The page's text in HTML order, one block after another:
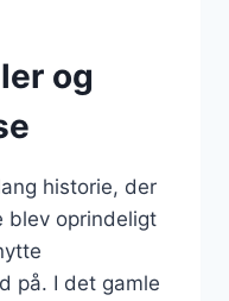
og
historie, der
blev oprindeligt
på. I det gamle